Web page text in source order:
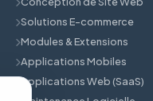
Solutions E-commerce
Modules & Extensions
Applications Mobiles
Applications Web (SaaS)